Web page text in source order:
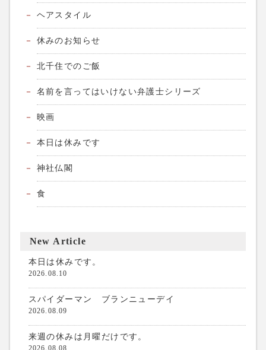
ヘアスタイル
休みのお知らせ
北千住でのご飯
名前を言ってはいけない弁護士シリーズ
映画
本日は休みです
神社仏閣
食
New Article
本日は休みです。
2026.08.10
スパイダーマン ブランニューデイ
2026.08.09
来週の休みは月曜だけです。
2026.08.08